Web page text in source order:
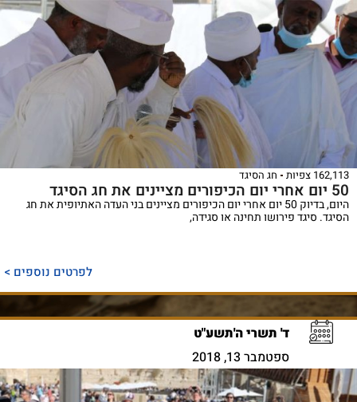
162,113 צפיות חג הסיגד
50 יום אחרי יום הכיפורים מציינים את חג הסיגד
היום, בדיוק 50 יום אחרי יום הכיפורים מציינים בני העדה האתיופית את חג
הסיגד. סיגד פירושו תחינה או סגידה,
לפרטים נוספים >
ד' תשרי ה'תשע"ט
ספטמבר 13, 2018